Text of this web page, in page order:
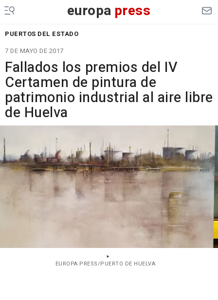
europa press
PUERTOS DEL ESTADO
7 DE MAYO DE 2017
Fallados los premios del IV
Certamen de pintura de
patrimonio industrial al aire libre
de Huelva
EUROPA PRESS/PUERTO DE HUELVA